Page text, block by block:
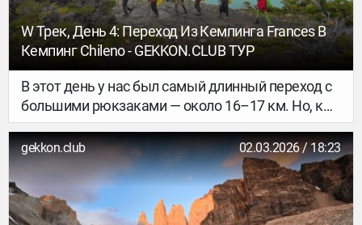
авиаперелеты, расходы на проживание и другие
необходимые затраты компенсирует страховка.
Финансовую компенсацию также пообещало
Эмиратов.
W Трек, День 4: Переход Из Кемпинга Frances В
Кемпинг Chileno - GEKKON.CLUB ТУР
В этот день у нас был самый длинный переход с
большими рюкзаками — около 16–17 км. Но, к
счастью, маршрут довольно пологий: без
больших наборов и сбросов высоты, поэтому
шлось не так тяжело.
gekkon.club 02.03.2026 / 18:23